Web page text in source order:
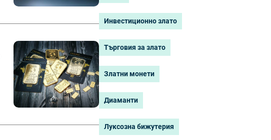
Инвестиционно злато
Търговия за злато
Златни монети
Диаманти
Луксозна бижутерия